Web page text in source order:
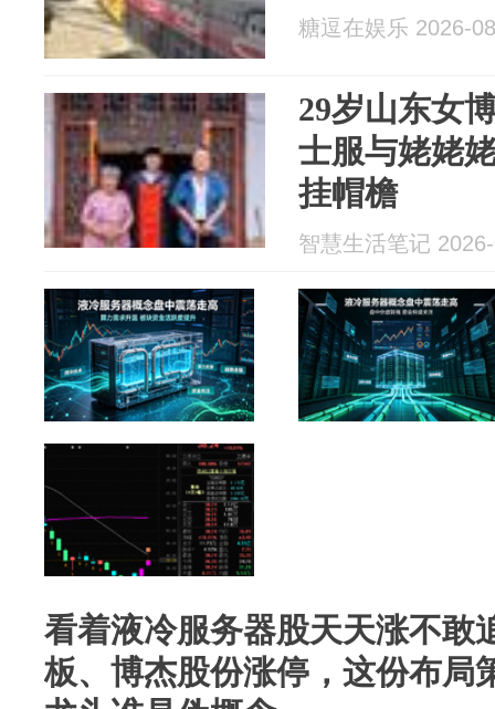
糖逗在娱乐 2026-
29岁山东女
士服与姥姥
挂帽檐
智慧生活笔记
看着液冷服务器股天天涨不敢
板、博杰股份涨停，这份布局